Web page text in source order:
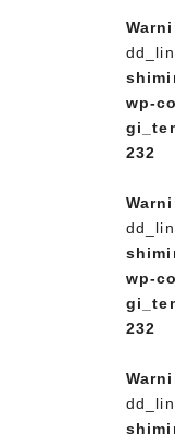
wp-
232
wp-
232